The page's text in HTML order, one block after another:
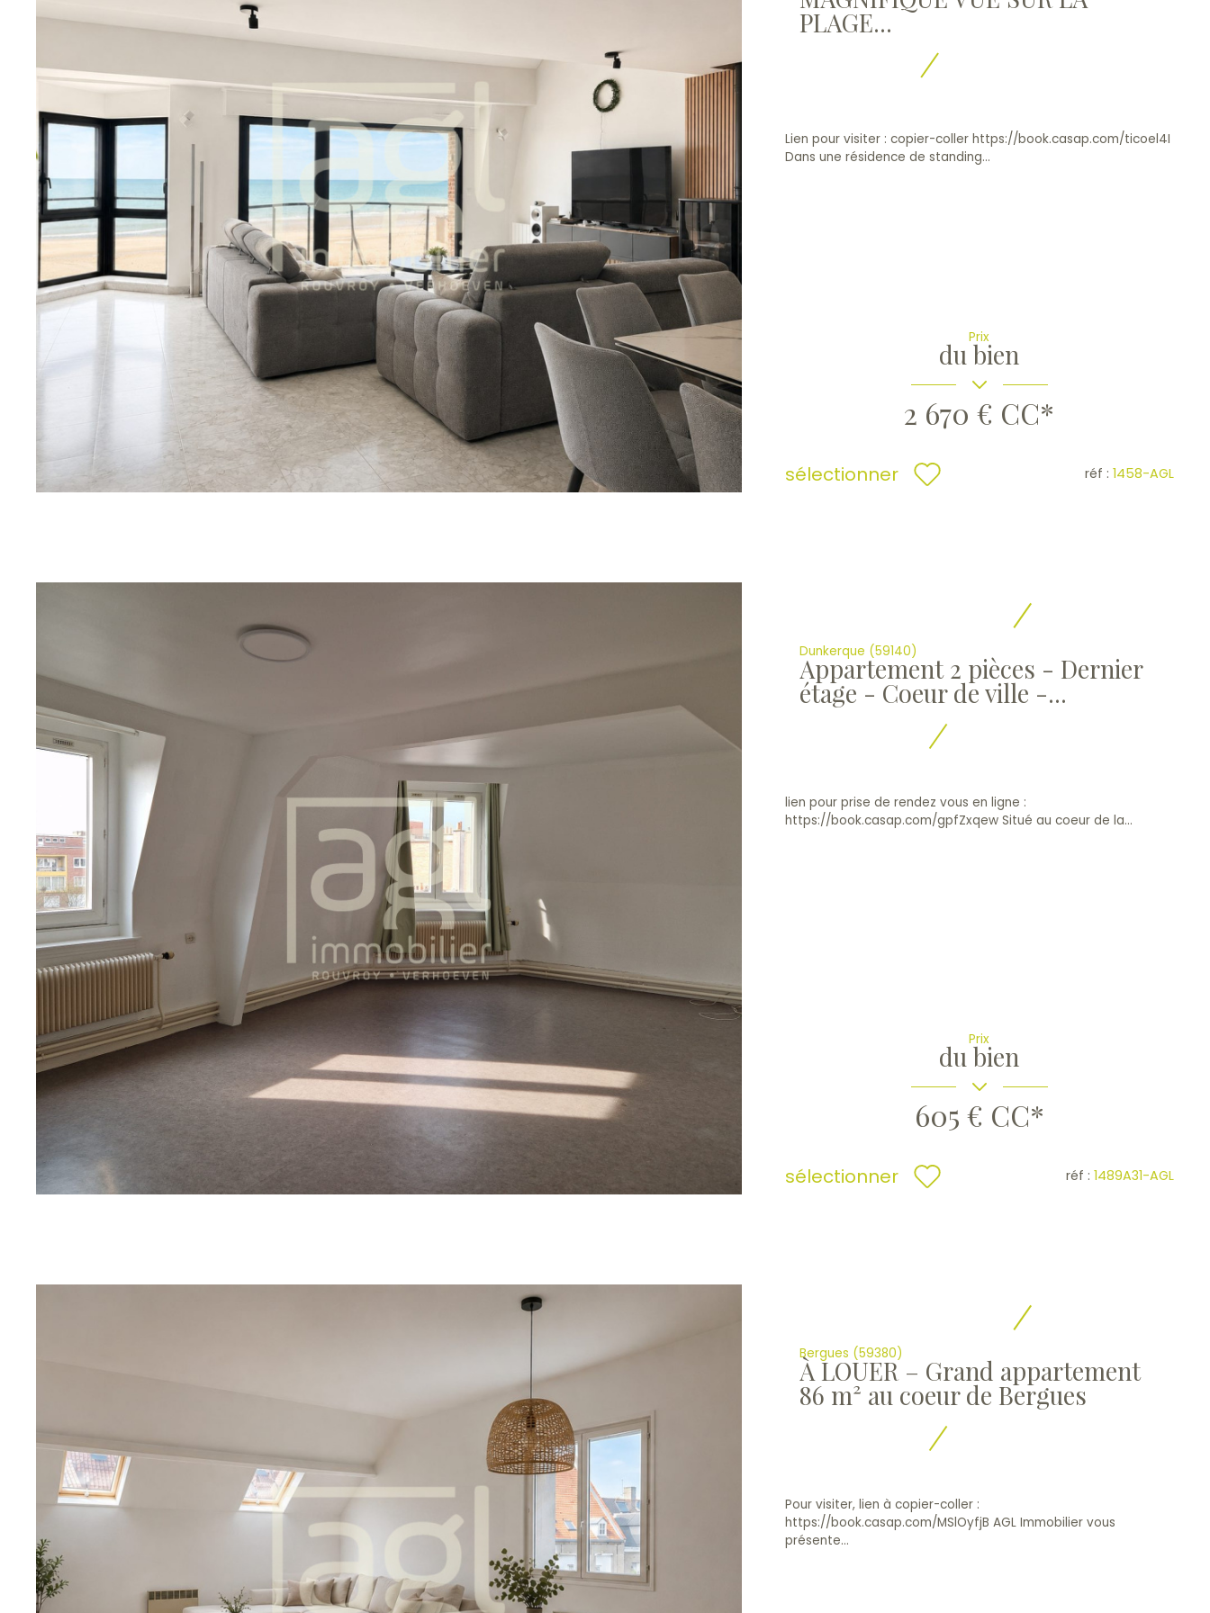
PLAGE...
Lien pour visiter : copier-coller https://book.casap.com/ticoel4I
Dans une résidence de standing...
Prix
du bien
2 670 € CC*
sélectionner réf : 1458-AGL
sur ce bien
Dunkerque (59140)
Appartement 2 pièces - Dernier
étage - Coeur de ville -...
lien pour prise de rendez vous en ligne :
https://book.casap.com/gpfZxqew Situé au coeur de la...
Prix
du bien
605 € CC*
sélectionner réf : 1489A31-AGL
sur ce bien
Bergues (59380)
À LOUER – Grand appartement
86 m² au coeur de Bergues
Pour visiter, lien à copier-coller :
https://book.casap.com/MSlOyfjB AGL Immobilier vous
présente...